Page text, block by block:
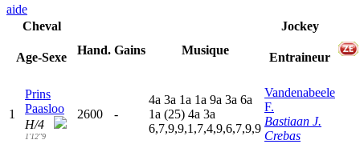
aide
Cheval
Age-Sexe
Hand. Gains Musique
Jockey
Entraineur
1
Prins
Paasloo
H/4
1'12"9
2600 -
4a 3a 1a 1a 9a 3a 6a
1a (25) 4a 3a
6,7,9,9,1,7,4,9,6,7,9,9
Vandenabeele
F.
Bastiaan J.
Crebas